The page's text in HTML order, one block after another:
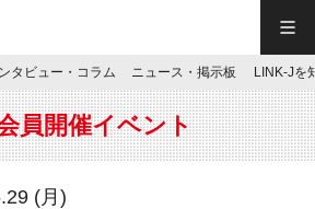
JP／EN
タビュー・コラム ニュース・掲示板 LINK-Jを
員開催イベント
(月)